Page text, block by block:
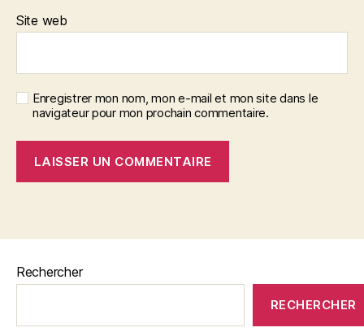
Site web
Enregistrer mon nom, mon e-mail et mon site dans le
navigateur pour mon prochain commentaire.
Rechercher
RECHERCHER